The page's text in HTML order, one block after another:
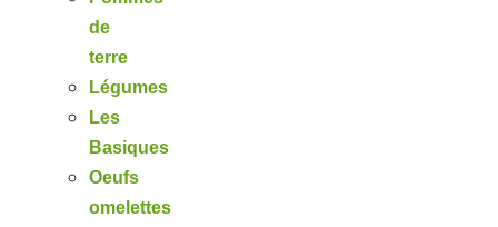
de
terre
Légumes
Les
Basiques
Oeufs
omelettes